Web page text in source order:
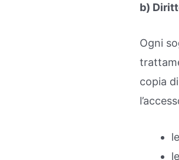
b)
Ogni
copia